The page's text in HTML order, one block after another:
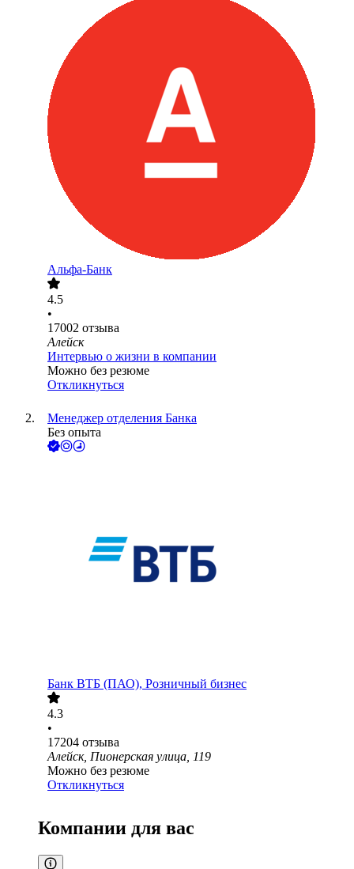
Альфа-Банк
4.5
•
17002 отзыва
Алейск
Интервью о жизни в компании
Можно без резюме
Откликнуться
Менеджер отделения Банка
Без опыта
Банк ВТБ (ПАО), Розничный бизнес
4.3
•
17204 отзыва
Алейск, Пионерская улица, 119
Можно без резюме
Откликнуться
Компании для вас